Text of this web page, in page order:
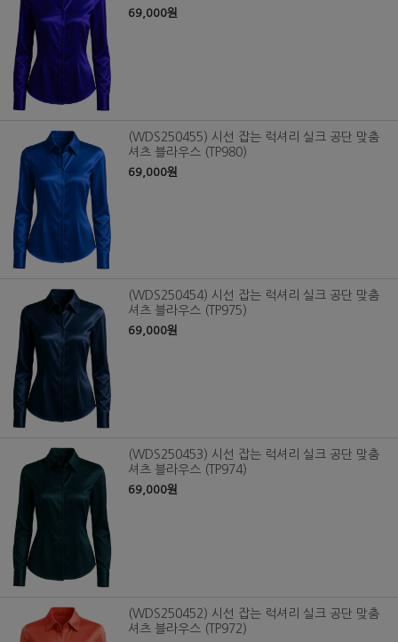
69,000원
(WDS250455) 시선 잡는 럭셔리 실크 공단 맞춤
셔츠 블라우스 (TP980)
69,000원
(WDS250454) 시선 잡는 럭셔리 실크 공단 맞춤
셔츠 블라우스 (TP975)
69,000원
(WDS250453) 시선 잡는 럭셔리 실크 공단 맞춤
셔츠 블라우스 (TP974)
69,000원
(WDS250452) 시선 잡는 럭셔리 실크 공단 맞춤
셔츠 블라우스 (TP972)